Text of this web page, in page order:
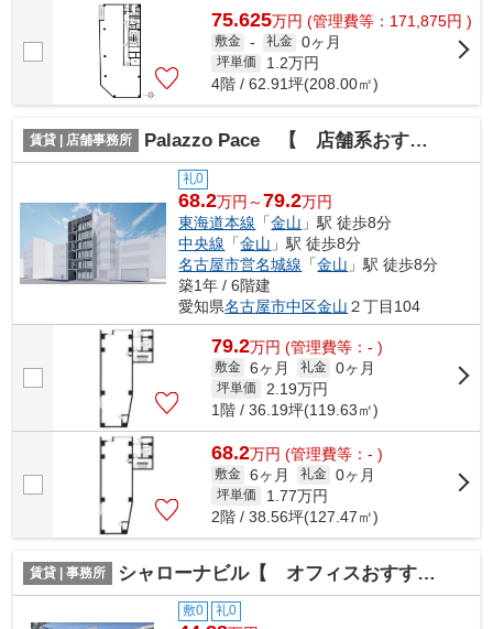
75.625万円 (管理費等：171,875円 )
敷金 - 礼金 0ヶ月
坪単価 1.2万円
4階 / 62.91坪(208.00㎡)
賃貸 | 店舗事務所 Palazzo Pace 【 店舗系おすすめ 】
礼0
68.2万円～79.2万円
東海道本線 「金山 」駅 徒歩8分
中央線 「金山 」駅 徒歩8分
名古屋市営名城線 「金山 」駅 徒歩8分
築1年 / 6階建
愛知県名古屋市中区金山 ２丁目104
79.2万円 (管理費等：- )
敷金 6ヶ月 礼金 0ヶ月
坪単価 2.19万円
1階 / 36.19坪(119.63㎡)
68.2万円 (管理費等：- )
敷金 6ヶ月 礼金 0ヶ月
坪単価 1.77万円
2階 / 38.56坪(127.47㎡)
賃貸 | 事務所 シャローナビル【 オフィスおすすめ 】
敷0 礼0